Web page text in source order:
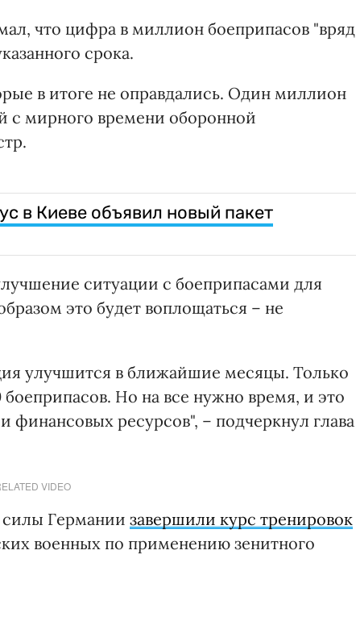
что цифра в миллион боеприпасов "вряд
срока.
в итоге не оправдались. Один миллион
с мирного времени оборонной
в Киеве объявил новый пакет
ситуации с боеприпасами для
это будет воплощаться – не
улучшится в ближайшие месяцы. Только
Но на все нужно время, и это
ресурсов", – подчеркнул глава
VIDEO
Германии завершили курс тренировок
военных по применению зенитного